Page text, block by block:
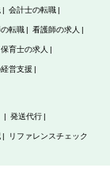
会計士の転職
転職 看護師の求人
保育士の求人
営支援
発送代行
リファレンスチェック